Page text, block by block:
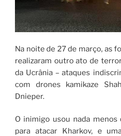
Na noite de 27 de março, as
realizaram outro ato de
da Ucrânia – ataques
com drones kamikaze
Dnieper.
O inimigo usou nada menos
para atacar Kharkov, e